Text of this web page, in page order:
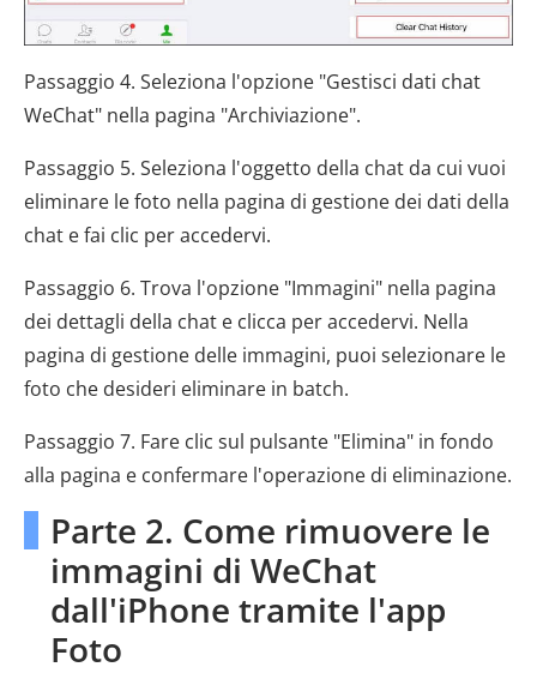
Passaggio 4. Seleziona l'opzione "Gestisci dati chat
WeChat" nella pagina "Archiviazione".
Passaggio 5. Seleziona l'oggetto della chat da cui vuoi
eliminare le foto nella pagina di gestione dei dati della
chat e fai clic per accedervi.
Passaggio 6. Trova l'opzione "Immagini" nella pagina
dei dettagli della chat e clicca per accedervi. Nella
pagina di gestione delle immagini, puoi selezionare le
foto che desideri eliminare in batch.
Passaggio 7. Fare clic sul pulsante "Elimina" in fondo
alla pagina e confermare l'operazione di eliminazione.
Parte 2. Come rimuovere le
immagini di WeChat
dall'iPhone tramite l'app
Foto